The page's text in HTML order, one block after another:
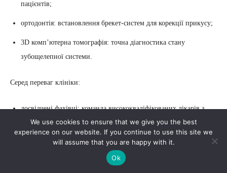
пацієнтів;
ортодонтія: встановлення брекет-систем для корекції прикусу;
3D комп’ютерна томографія: точна діагностика стану
зубощелепної системи.
Серед переваг клініки:
досвідчені фахівці: команда висококваліфікованих лікарів з
багаторічним досвідом;
сучасне обладнання: використання новітніх технологій для
We use cookies to ensure that we give you the best
experience on our website. If you continue to use this site we
will assume that you are happy with it.
Ok